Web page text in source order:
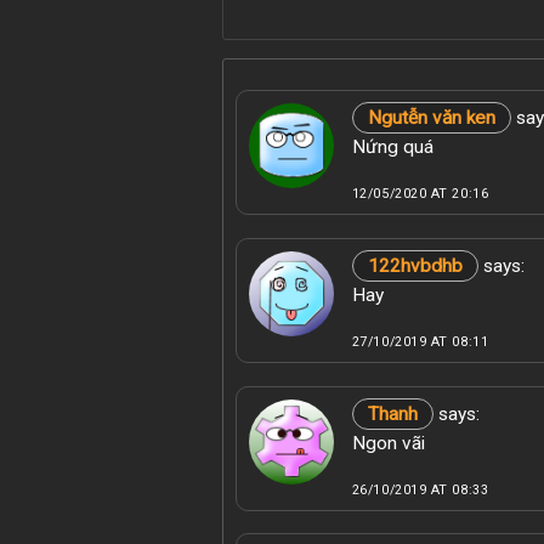
Ngutễn văn ken
Nứng quá
12/05/2020 AT 20:16
122hvbdhb
says:
Hay
27/10/2019 AT 08:11
Thanh
says:
Ngon vãi
26/10/2019 AT 08:33